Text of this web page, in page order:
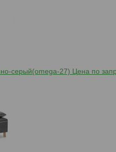
серый(omega-27) Цена по